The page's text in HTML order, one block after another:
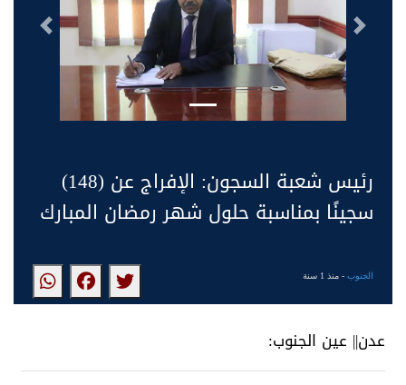
التالى السابق
رئيس شعبة السجون: الإفراج عن (148)
سجينًا بمناسبة حلول شهر رمضان المبارك
الجنوب- منذ 1 سنة
عدن|| عين الجنوب: